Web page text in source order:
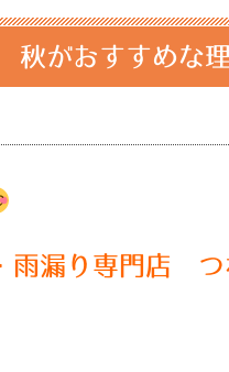
秋がおすすめな
雨漏り専門店 つ